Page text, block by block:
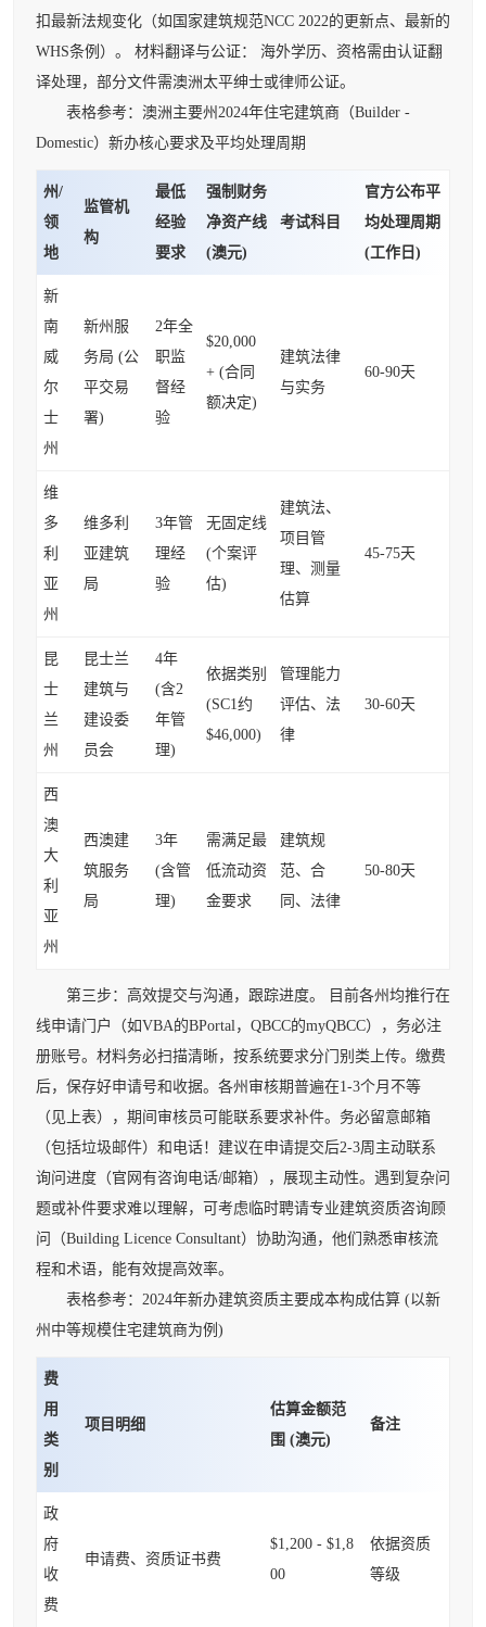
扣最新法规变化（如国家建筑规范NCC 2022的更新点、最新的
WHS条例）。 材料翻译与公证： 海外学历、资格需由认证翻
译处理，部分文件需澳洲太平绅士或律师公证。
表格参考：澳洲主要州2024年住宅建筑商（Builder -
Domestic）新办核心要求及平均处理周期
州/
领
地
监管机
构
最低
经验
要求
强制财务
净资产线
(澳元)
考试科目
官方公布平
均处理周期
(工作日)
新
南
威
尔
士
州
新州服
务局 (公
平交易
署)
2年全
职监
督经
验
$20,000
+ (合同
额决定)
建筑法律
与实务
60-90天
维
多
利
亚
州
维多利
亚建筑
局
3年管
理经
验
无固定线
(个案评
估)
建筑法、
项目管
理、测量
估算
45-75天
昆
士
兰
州
昆士兰
建筑与
建设委
员会
4年
(含2
年管
理)
依据类别
(SC1约
$46,000)
管理能力
评估、法
律
30-60天
西
澳
大
利
亚
州
西澳建
筑服务
局
3年
(含管
理)
需满足最
低流动资
金要求
建筑规
范、合
同、法律
50-80天
第三步：高效提交与沟通，跟踪进度。 目前各州均推行在
线申请门户（如VBA的BPortal，QBCC的myQBCC），务必注
册账号。材料务必扫描清晰，按系统要求分门别类上传。缴费
后，保存好申请号和收据。各州审核期普遍在1-3个月不等
（见上表），期间审核员可能联系要求补件。务必留意邮箱
（包括垃圾邮件）和电话！建议在申请提交后2-3周主动联系
询问进度（官网有咨询电话/邮箱），展现主动性。遇到复杂问
题或补件要求难以理解，可考虑临时聘请专业建筑资质咨询顾
问（Building Licence Consultant）协助沟通，他们熟悉审核流
程和术语，能有效提高效率。
表格参考：2024年新办建筑资质主要成本构成估算 (以新
州中等规模住宅建筑商为例)
费
用
类
别
项目明细
估算金额范
围 (澳元)
备注
政
府
收
费
申请费、资质证书费
$1,200 - $1,8
00
依据资质
等级